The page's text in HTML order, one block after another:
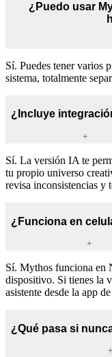
¿Puedo usar
Sí. Puedes tener varios
sistema, totalmente
¿Incluye
+
Sí. La versión IA te
tu propio universo
revisa inconsistencias y
¿Funciona en
+
Sí. Mythos funciona en
dispositivo. Si tienes la
asistente desde la app
¿Qué pasa si
+